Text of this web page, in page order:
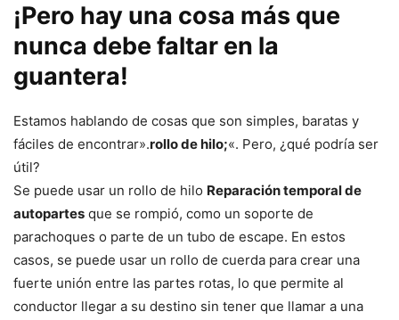
¡Pero hay una cosa más que
nunca debe faltar en la
guantera!
Estamos hablando de cosas que son simples, baratas y
fáciles de encontrar».rollo de hilo;«. Pero, ¿qué podría ser
útil?
Se puede usar un rollo de hilo Reparación temporal de
autopartes que se rompió, como un soporte de
parachoques o parte de un tubo de escape. En estos
casos, se puede usar un rollo de cuerda para crear una
fuerte unión entre las partes rotas, lo que permite al
conductor llegar a su destino sin tener que llamar a una